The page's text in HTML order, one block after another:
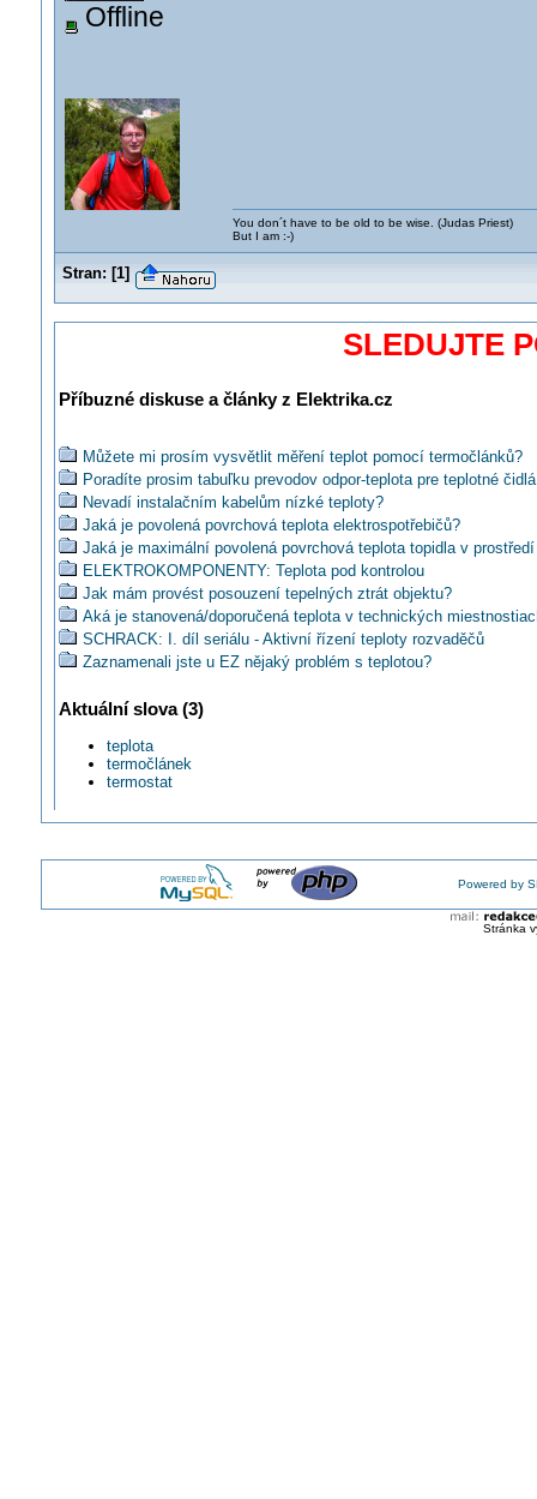
Offline
You don´t have to be old to be wise. (Judas Priest)
But I am :-)
Stran: [1]
SLEDUJTE
Příbuzné diskuse a články z Elektrika.cz
Můžete mi prosím vysvětlit měření teplot pomocí termočlánků?
Poradíte prosim tabuľku prevodov odpor-teplota pre teplotné
Nevadí instalačním kabelům nízké teploty?
Jaká je povolená povrchová teplota elektrospotřebičů?
Jaká je maximální povolená povrchová teplota topidla v
ELEKTROKOMPONENTY: Teplota pod kontrolou
Jak mám provést posouzení tepelných ztrát objektu?
Aká je stanovená/doporučená teplota v technických
SCHRACK: I. díl seriálu - Aktivní řízení teploty rozvaděčů
Zaznamenali jste u EZ nějaký problém s teplotou?
Je nerovnoměrné rozložení teploty suchého transformátoru
TYMPOL: Teplotní relé PRM-10
FLUKE: Termokamera pro měření tělesné teploty
Poradíte s výběrem bez/kontaktního teploměru?
Termokamerové systémy Workswell ThermoInspector a WIRIS
Proč se stále přehřívá vodiče jedné fáze bioplynového
Kalibrátor KA 7531 - simulátor teploty, napětí, proudu a frekvence
Aktuální slova (3)
teplota
termočlánek
termostat
Powered by
Stránka